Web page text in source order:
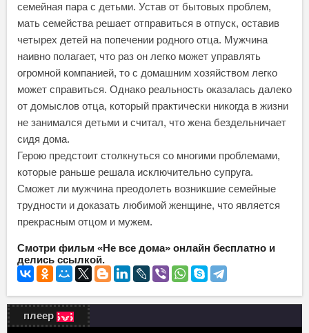
семейная пара с детьми. Устав от бытовых проблем,
мать семейства решает отправиться в отпуск, оставив
четырех детей на попечении родного отца. Мужчина
наивно полагает, что раз он легко может управлять
огромной компанией, то с домашним хозяйством легко
может справиться. Однако реальность оказалась далеко
от домыслов отца, который практически никогда в жизни
не занимался детьми и считал, что жена бездельничает
сидя дома.
Герою предстоит столкнуться со многими проблемами,
которые раньше решала исключительно супруга.
Сможет ли мужчина преодолеть возникшие семейные
трудности и доказать любимой женщине, что является
прекрасным отцом и мужем.
Смотри фильм «Не все дома» онлайн бесплатно и
делись ссылкой.
плеер